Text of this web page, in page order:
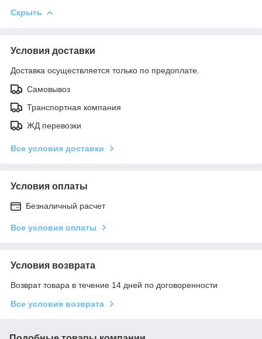
Скрыть
Условия доставки
Доставка осуществляется только по предоплате.
Самовывоз
Транспортная компания
ЖД перевозки
Все условия доставки
Условия оплаты
Безналичный расчет
Все условия оплаты
Условия возврата
Возврат товара в течение 14 дней по договоренности
Все условия возврата